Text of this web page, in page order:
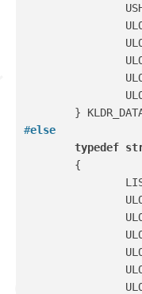
}
#else
typedef
	{